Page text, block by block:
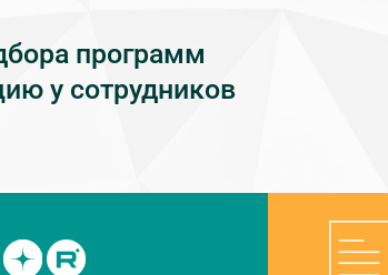
программ
у сотрудников